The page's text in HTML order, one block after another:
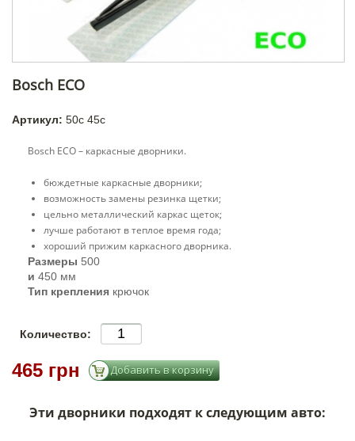
Bosch ECO
Артикул: 50c 45c
Bosch ECO – каркасные дворники.
бюждетные каркасные дворники;
возможность замены резинка щетки;
цельно металлический каркас щеток;
лучше работают в теплое время года;
хороший прижим каркасного дворника.
Размеры 500
и 450 мм
Тип крепления крючок
Количество:
465 грн
Эти дворники подходят к следующим авто: